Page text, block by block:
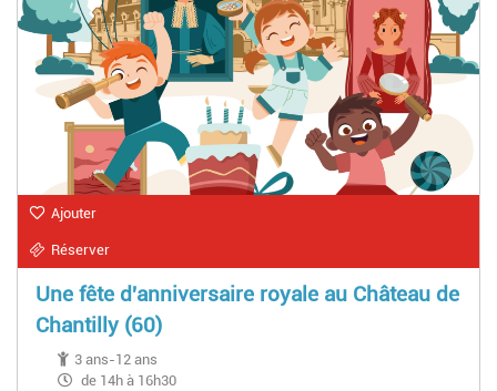
Ajouter
Réserver
Une fête d'anniversaire royale au Château de
Chantilly (60)
3 ans-12 ans
de 14h à 16h30